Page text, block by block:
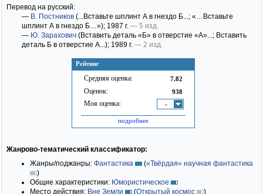
Рейтинг
Средняя оценка: 7.82
Оценок: 938
Моя оценка: -
подробнее
Перевод на русский:
— В. Постников (...Вставьте шплинт А в гнездо Б...; «…Вставьте
шплинт А в гнездо Б…»); 1987 г. — 5 изд.
— Ю. Зарахович (Вставить деталь «Б» в отверстие «А»...; Вставить
деталь Б в отверстие А...); 1989 г. — 2 изд.
Жанрово-тематический классификатор:
Жанры/поджанры: Фантастика («Твёрдая» научная фантастика
)
Общие характеристики: Юмористическое
Место действия: Вне Земли (Открытый космос
)